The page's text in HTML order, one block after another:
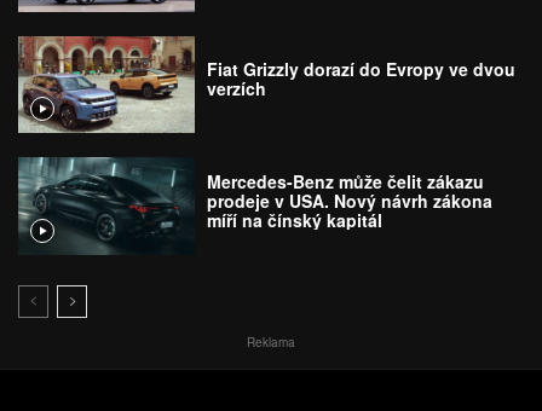
Fiat Grizzly dorazí do Evropy ve dvou
verzích
Mercedes-Benz může čelit zákazu
prodeje v USA. Nový návrh zákona
míří na čínský kapitál
Reklama